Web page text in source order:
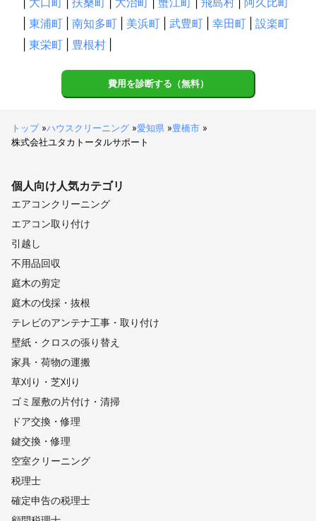
東浦町 南知多町 美浜町 武豊町 幸田町
設楽町
東栄町 豊根村
費用を診断する（無料）
トップ»ハウスクリーニング »愛知県 »豊橋市 »
株式会社ユタカトータルサポート
個人向け人気カテゴリ
エアコンクリーニング
エアコン取り付け
引越し
不用品回収
庭木の剪定
庭木の伐採・抜根
テレビのアンテナ工事・取り付け
壁紙・クロスの張り替え
家具・荷物の運搬
草刈り・芝刈り
ゴミ屋敷の片付け・清掃
ドア交換・修理
鍵交換・修理
空室クリーニング
税理士
確定申告の税理士